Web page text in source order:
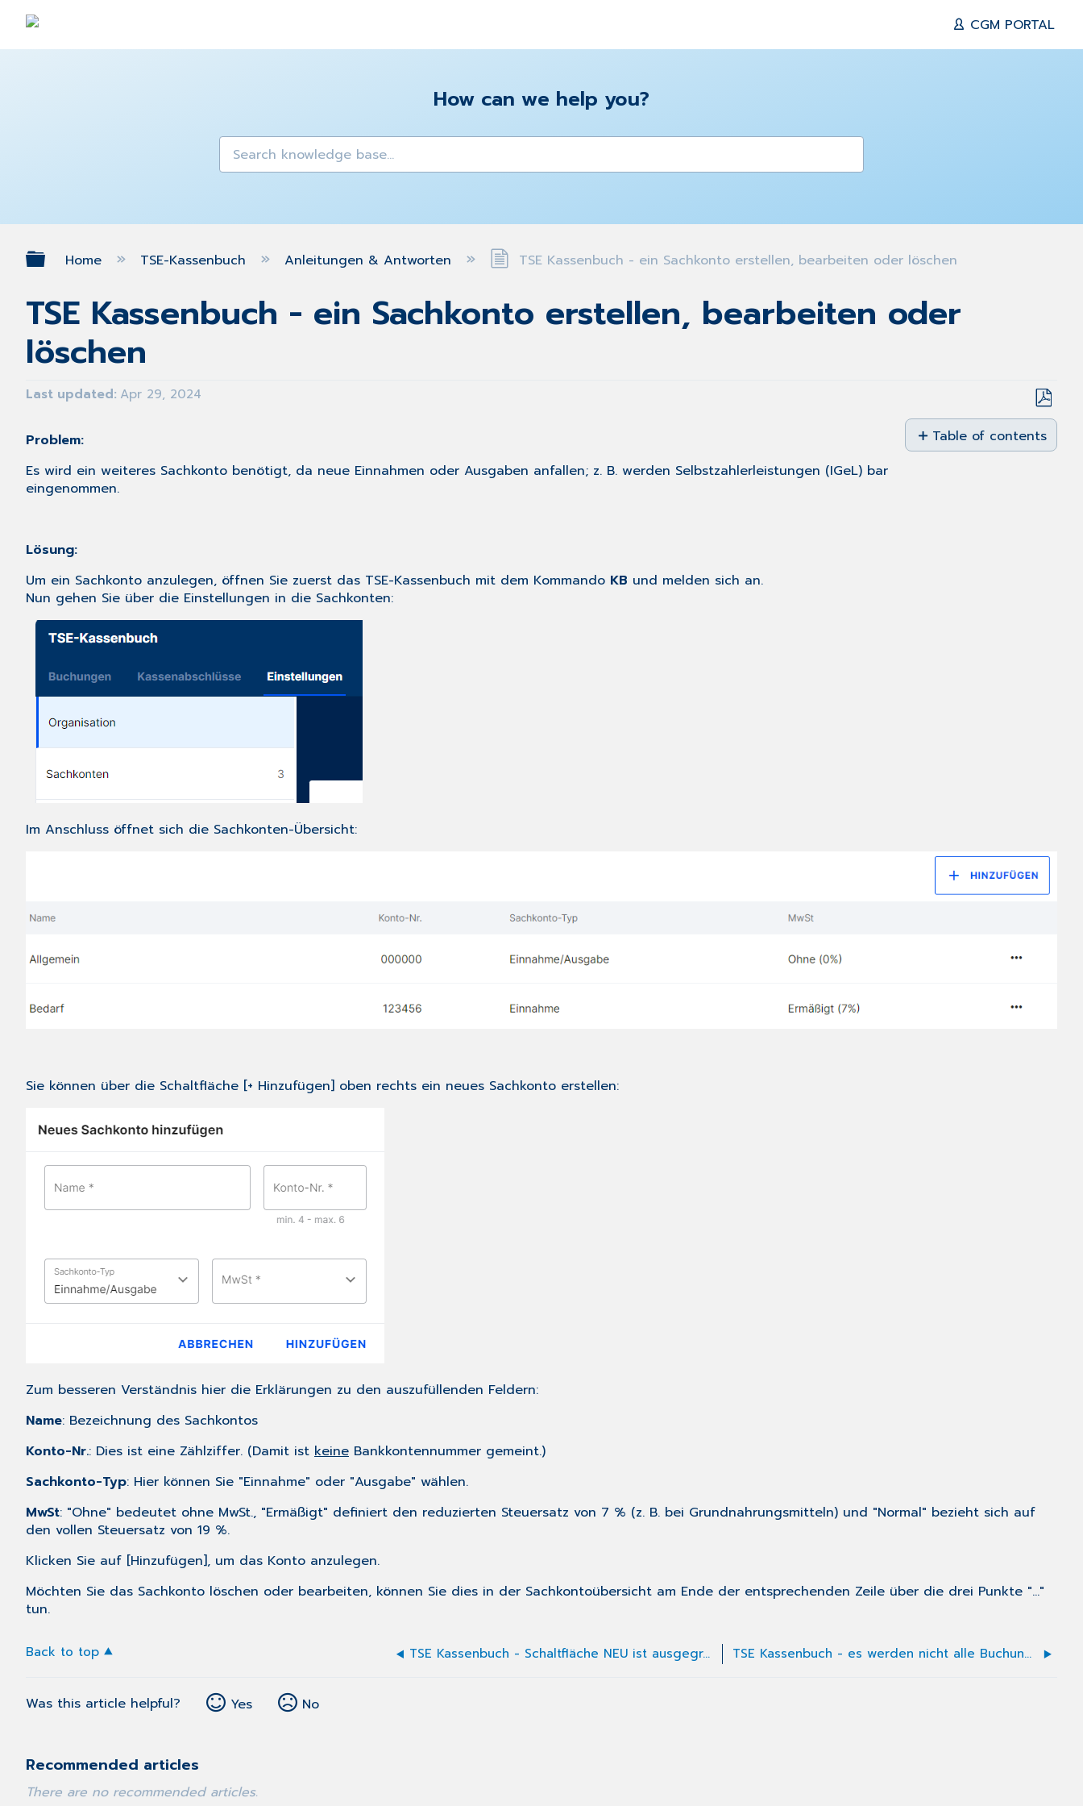
CGM PORTAL
How can we help you?
Expand/collapse global hierarchy
Home TSE-Kassenbuch Anleitungen & Antworten TSE Kassenbuch - ein Sachkonto erstellen, bearbeiten oder löschen
TSE Kassenbuch - ein Sachkonto erstellen, bearbeiten oder
löschen
Last updated Apr 29, 2024
Save
as
PDF
Table of contents
No
Problem:
Es wird ein weiteres Sachkonto benötigt, da neue Einnahmen oder Ausgaben anfallen; z. B. werden Selbstzahlerleistungen (IGeL) bar
eingenommen.
Lösung:
Um ein Sachkonto anzulegen, öffnen Sie zuerst das TSE-Kassenbuch mit dem Kommando KB und melden sich an.
Nun gehen Sie über die Einstellungen in die Sachkonten:
Im Anschluss öffnet sich die Sachkonten-Übersicht:
Sie können über die Schaltfläche [+ Hinzufügen] oben rechts ein neues Sachkonto erstellen:
Zum besseren Verständnis hier die Erklärungen zu den auszufüllenden Feldern:
Name: Bezeichnung des Sachkontos
Konto-Nr.: Dies ist eine Zählziffer. (Damit ist keine Bankkontennummer gemeint.)
Sachkonto-Typ: Hier können Sie "Einnahme" oder "Ausgabe" wählen.
MwSt: "Ohne" bedeutet ohne MwSt., "Ermäßigt" definiert den reduzierten Steuersatz von 7 % (z. B. bei Grundnahrungsmitteln) und "Normal" bezieht sich auf
den vollen Steuersatz von 19 %.
Klicken Sie auf [Hinzufügen], um das Konto anzulegen.
Möchten Sie das Sachkonto löschen oder bearbeiten, können Sie dies in der Sachkontoübersicht am Ende der entsprechenden Zeile über die drei Punkte "..."
tun.
Back to top TSE Kassenbuch - Schaltfläche NEU ist ausgegraut TSE Kassenbuch - es werden nicht alle Buchungen angezeigt
Was this article helpful? Yes No
Recommended articles
There are no recommended articles.